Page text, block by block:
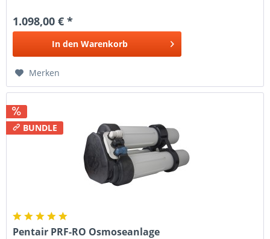
1.098,00 € *
In den Warenkorb
Merken
BUNDLE
Pentair PRF-RO Osmoseanlage